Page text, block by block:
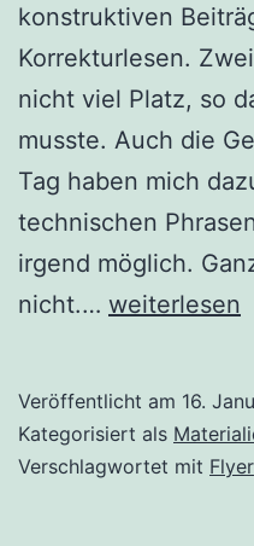
konstruktiven
Korrekturlesen.
nicht viel Platz, so
musste. Auch die
Tag haben mich
technischen
irgend möglich.
nicht.… Flyer
weiterlesen
Veröffentlicht am 16.
Kategorisiert als
Verschlagwortet mit Flyer